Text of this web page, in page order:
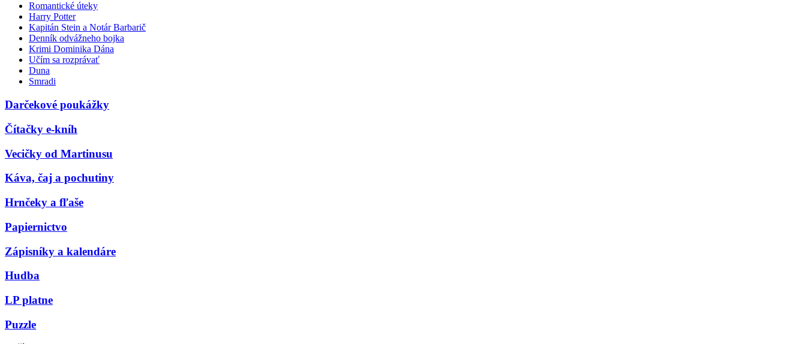
Romantické úteky
Harry Potter
Kapitán Stein a Notár Barbarič
Denník odvážneho bojka
Krimi Dominika Dána
Učím sa rozprávať
Duna
Smradi
Darčekové poukážky
Čítačky e-kníh
Vecičky od Martinusu
Káva, čaj a pochutiny
Hrnčeky a fľaše
Papiernictvo
Zápisníky a kalendáre
Hudba
LP platne
Puzzle